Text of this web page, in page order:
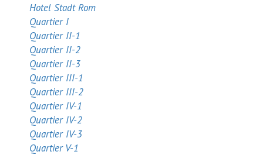
Hotel Stadt Rom
Quartier I
Quartier II-1
Quartier II-2
Quartier II-3
Quartier III-1
Quartier III-2
Quartier IV-1
Quartier IV-2
Quartier IV-3
Quartier V-1